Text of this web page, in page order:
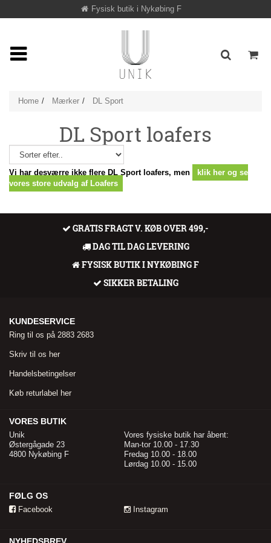
Fysisk butik i Nykøbing F
Home Mærker DL Sport
DL Sport loafers
Vi har desværre ikke flere DL Sport loafers, men
klik her og se
vores store udvalg af Loafers
GRATIS FRAGT V. KØB OVER 499,-
DAG TIL DAG LEVERING
FYSISK BUTIK I NYKØBING F
SIKKER BETALING
KUNDESERVICE
Ring til os på 2883 2683
Skriv til os her
Handelsbetingelser
Køb returlabel her
VORES BUTIK
Unik
Østergågade 23
4800 Nykøbing F
Vores fysiske butik har åbent:
Man-tor 10.00 - 17.30
Fredag 10.00 - 18.00
Lørdag 10.00 - 15.00
FØLG OS
Facebook Instagram